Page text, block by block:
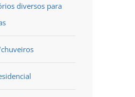
diversos para